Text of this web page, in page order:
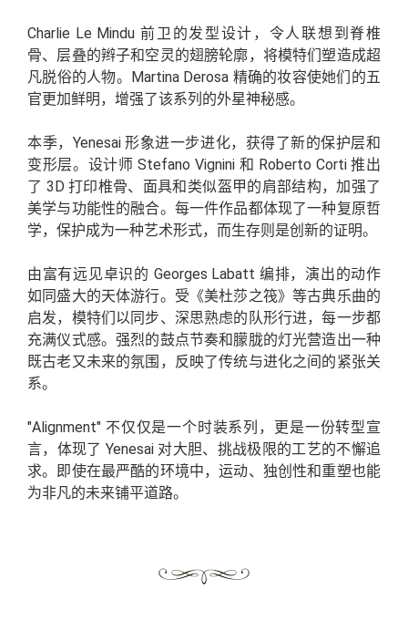
Charlie Le Mindu 前卫的发型设计，令人联想到脊椎
骨、层叠的辫子和空灵的翅膀轮廓，将模特们塑造成超
凡脱俗的人物。Martina Derosa 精确的妆容使她们的五
官更加鲜明，增强了该系列的外星神秘感。
本季，Yenesai 形象进一步进化，获得了新的保护层和
变形层。设计师 Stefano Vignini 和 Roberto Corti 推出
了 3D 打印椎骨、面具和类似盔甲的肩部结构，加强了
美学与功能性的融合。每一件作品都体现了一种复原哲
学，保护成为一种艺术形式，而生存则是创新的证明。
由富有远见卓识的 Georges Labatt 编排，演出的动作
如同盛大的天体游行。受《美杜莎之筏》等古典乐曲的
启发，模特们以同步、深思熟虑的队形行进，每一步都
充满仪式感。强烈的鼓点节奏和朦胧的灯光营造出一种
既古老又未来的氛围，反映了传统与进化之间的紧张关
系。
"Alignment" 不仅仅是一个时装系列，更是一份转型宣
言，体现了 Yenesai 对大胆、挑战极限的工艺的不懈追
求。即使在最严酷的环境中，运动、独创性和重塑也能
为非凡的未来铺平道路。